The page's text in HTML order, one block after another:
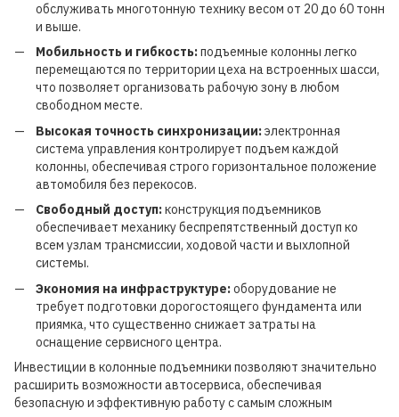
обслуживать многотонную технику весом от 20 до 60 тонн
и выше.
Мобильность и гибкость:подъемные колонны легко
перемещаются по территории цеха на встроенных шасси,
что позволяет организовать рабочую зону в любом
свободном месте.
Высокая точность синхронизации:электронная
система управления контролирует подъем каждой
колонны, обеспечивая строго горизонтальное положение
автомобиля без перекосов.
Свободный доступ:конструкция подъемников
обеспечивает механику беспрепятственный доступ ко
всем узлам трансмиссии, ходовой части и выхлопной
системы.
Экономия на инфраструктуре:оборудование не
требует подготовки дорогостоящего фундамента или
приямка, что существенно снижает затраты на
оснащение сервисного центра.
Инвестиции в колонные подъемники позволяют значительно
расширить возможности автосервиса, обеспечивая
безопасную и эффективную работу с самым сложным